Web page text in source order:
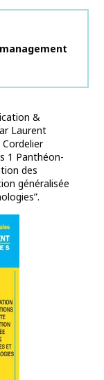
&
Laurent
1 Panthéon-
des
généralisée